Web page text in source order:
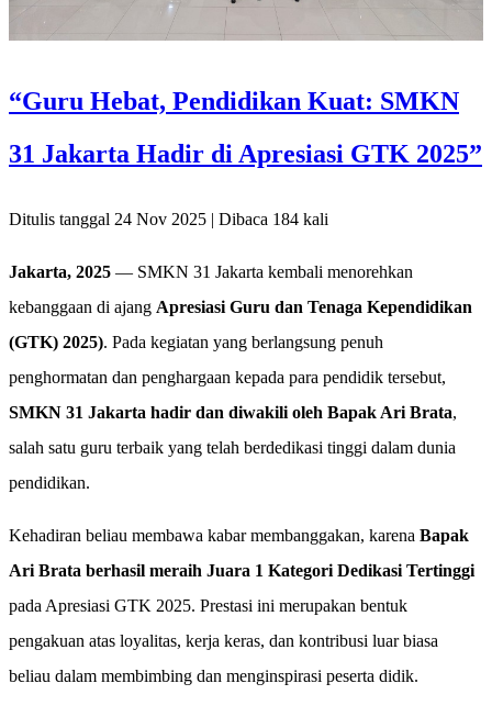
“Guru Hebat, Pendidikan Kuat: SMKN
31 Jakarta Hadir di Apresiasi GTK 2025”
Ditulis tanggal 24 Nov 2025 | Dibaca 184 kali
Jakarta, 2025 — SMKN 31 Jakarta kembali menorehkan
kebanggaan di ajang Apresiasi Guru dan Tenaga Kependidikan
(GTK) 2025). Pada kegiatan yang berlangsung penuh
penghormatan dan penghargaan kepada para pendidik tersebut,
SMKN 31 Jakarta hadir dan diwakili oleh Bapak Ari Brata,
salah satu guru terbaik yang telah berdedikasi tinggi dalam dunia
pendidikan.
Kehadiran beliau membawa kabar membanggakan, karena Bapak
Ari Brata berhasil meraih Juara 1 Kategori Dedikasi Tertinggi
pada Apresiasi GTK 2025. Prestasi ini merupakan bentuk
pengakuan atas loyalitas, kerja keras, dan kontribusi luar biasa
beliau dalam membimbing dan menginspirasi peserta didik.